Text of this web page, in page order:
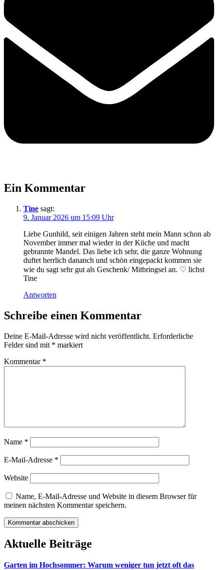
Ein Kommentar
Tine sagt:
9. Januar 2026 um 15:09 Uhr
Liebe Gunhild, seit einigen Jahren steht mein Mann schon ab
November immer mal wieder in der Küche und macht
gebrannte Mandel. Das liebe ich sehr, die ganze Wohnung
duftet herrlich dananch und schön eingepackt kommen sie
wie du sagt sehr gut als Geschenk/ Mitbringsel an. ♡ lichst
Tine
Antworten
Schreibe einen Kommentar
Deine E-Mail-Adresse wird nicht veröffentlicht. Erforderliche
Felder sind mit * markiert
Kommentar *
Name *
E-Mail-Adresse *
Website
Name, E-Mail-Adresse und Website in diesem Browser für
meinen nächsten Kommentar speichern.
Aktuelle Beiträge
Garten im Hochsommer: Warum weniger tun jetzt oft das